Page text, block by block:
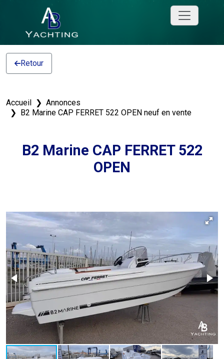
Retour
Accueil
Annonces
B2 Marine CAP FERRET 522 OPEN neuf en vente
B2 Marine CAP FERRET 522
OPEN